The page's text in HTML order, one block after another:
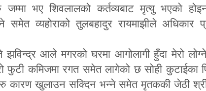
जम्मा भए शिवलालको कर्तव्यबाट मृत्यु भएको
समेत व्यहोराको तुलबहादुर रायमाझीले अधिकार
आले मगरको घरमा आगोलागी हुँदा मेरो
फुटी कमिजमा रगत समेत लागेको छ सोही कुटाईका
कारण खुलाउन सक्दिन भन्ने समेत मृतककी जेठी